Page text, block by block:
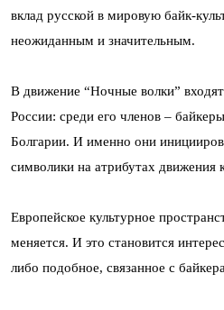
вклад русской в мировую байк-
неожиданным и значительным.
В движение “Ночные волки”
России: среди его членов –
Болгарии. И именно они
символики на атрибутах движения
Европейское культурное
меняется. И это становится
либо подобное, связанное с